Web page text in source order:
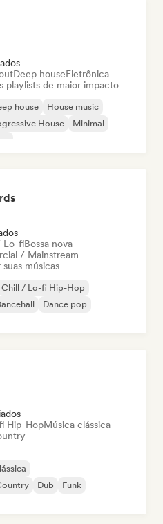
Deep houseEletrônica
playlists de maior impacto
house
House music
House
Minimal
Lo-fiBossa nova
/ Mainstream
músicas
Chill / Lo-fi Hip-Hop
Dance pop
Hip-HopMúsica clássica
Dub
Funk